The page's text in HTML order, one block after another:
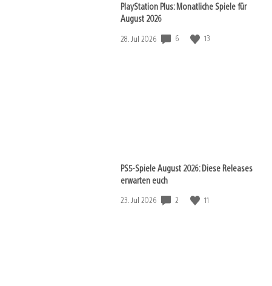
PlayStation Plus: Monatliche Spiele für
August 2026
Veröffentlichungsdatum:
28. Jul 2026 6 13
PS5-Spiele August 2026: Diese Releases
erwarten euch
Veröffentlichungsdatum:
23. Jul 2026 2 11